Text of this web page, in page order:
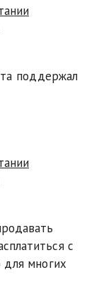
поддержал
с
для многих